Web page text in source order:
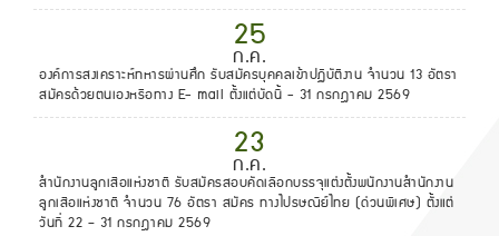
25
ก.ค.
องค์การสงเคราะห์ทหารผ่านศึก รับสมัครบุคคลเข้าปฏิบัติงาน จำนวน 13 อัตรา
สมัครด้วยตนเองหรือทาง E- mail ตั้งแต่บัดนี้ - 31 กรกฎาคม 2569
23
ก.ค.
สํานักงานลูกเสือแห่งชาติ รับสมัครสอบคัดเลือกบรรจุแต่งตั้งพนักงานสํานักงาน
ลูกเสือแห่งชาติ จำนวน 76 อัตรา สมัคร ทางไปรษณีย์ไทย (ด่วนพิเศษ) ตั้งแต่
วันที่ 22 – 31 กรกฎาคม 2569